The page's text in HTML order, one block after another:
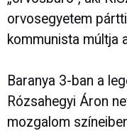
orvosegyetem
kommunista múltja
Baranya 3-ban a
Rózsahegyi Áron
mozgalom